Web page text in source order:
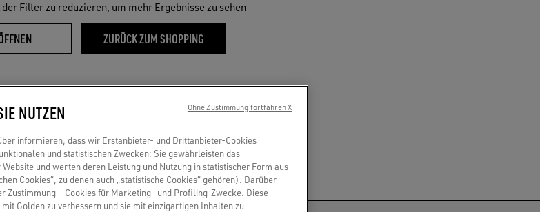
Filter zu reduzieren, um mehr Ergebnisse zu sehen
ZURÜCK ZUM SHOPPING
NUTZEN
informieren, dass wir Erstanbieter- und Drittanbieter-Cookies
und statistischen Zwecken: Sie gewährleisten das
und werten deren Leistung und Nutzung in statistischer Form aus
Cookies“, zu denen auch „statistische Cookies“ gehören). Darüber
Zustimmung – Cookies für Marketing- und Profiling-Zwecke. Diese
Golden zu verbessern und sie mit einzigartigen Inhalten zu
Ohne Zustimmung fortfahren X